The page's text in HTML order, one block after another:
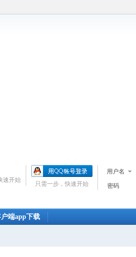
用户名
密码
只需一步，快速开始
速开始
端app下载